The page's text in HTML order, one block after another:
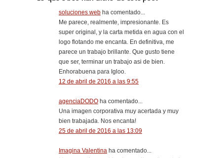
soluciones web ha comentado...
Me parece, realmente, impresionante. Es
super original, y la carta metida en agua con el
logo flotando me encanta. En definitiva, me
parece un trabajo brillante. Que gusto tiene
que ser, terminar un trabajo asi de bien.
Enhorabuena para Igloo.
12 de abril de 2016 a las 9:55
agenciaDODO ha comentado...
Una imagen corporativa muy acertada y muy
bien trabajada. Nos encanta!
25 de abril de 2016 a las 13:09
Imagina Valentina ha comentado...